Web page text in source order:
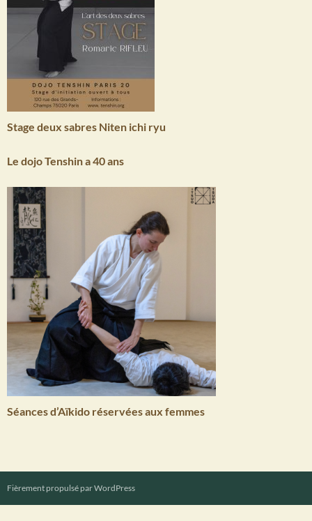
Stage deux sabres Niten ichi ryu
Le dojo Tenshin a 40 ans
Séances d’Aïkido réservées aux femmes
Fièrement propulsé par WordPress